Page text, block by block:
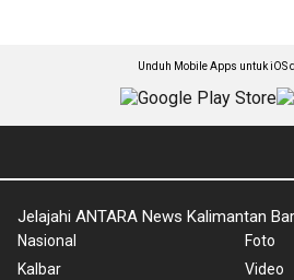
Unduh Mobile Apps untuk iOS
Jelajahi ANTARA News Kalimantan
Nasional
Kalbar
Foto
Video